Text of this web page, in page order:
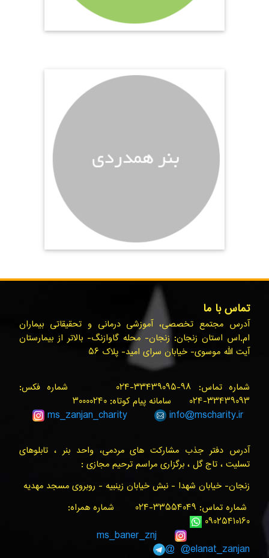
تماس با ما
آدرس مجتمع تخصصی، آموزشی درمانی و تحقیقاتی بیماران
ام.اس استان زنجان: زنجان- محله گاوازنگ- بالاتر از بیمارستان
آیت الله موسوی- خیابان سرای امید- پلاک ۵۶
شماره تماس: ۹۸-۳۳۴۳۹۰۹۵-۰۲۴ شماره فکس:
۳۳۴۳۹۰۹۳-۰۲۴ سامانه پیام کوتاه: ۳۰۰۰۰۲۴۰
ms_zanjan_charity info@mscharity.ir
آدرس دفتر جذب مشارکت های مردمی، واحد بنر ، تابلوهای
تسلیت ، تاج گل ، برگزاری مراسم ترحیم مجازی :
زنجان- خیابان شهدا - نبش خیابان زینبیه - روبروی مسجد مهدیه
شماره تماس: ۳۳۵۵۴۰۴۹-۰۲۴ شماره همراه:
۰۹۰۲۵۴۱۰۱۶۰
ms_baner_znj
@elanat_zanjan@